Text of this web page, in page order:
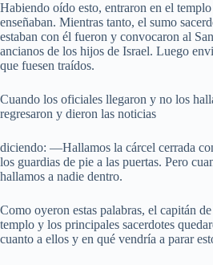
Habiendo oído esto, entraron en el
enseñaban. Mientras tanto, el sumo
estaban con él fueron y convocaron al
ancianos de los hijos de Israel. Luego
que fuesen traídos.
Cuando los oficiales llegaron y no los
regresaron y dieron las noticias
diciendo: —Hallamos la cárcel cerrada
los guardias de pie a las puertas. Pero
hallamos a nadie dentro.
Como oyeron estas palabras, el capitán
templo y los principales sacerdotes
cuanto a ellos y en qué vendría a parar